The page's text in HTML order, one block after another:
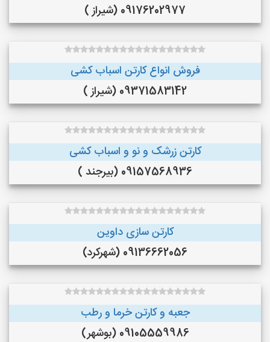
09176202977 (شیراز )
فروش انواع کارتن اسباب کشی
09371583142 (شیراز )
کارتن زرشک و نو و اسباب کشی
09157568936 (بیرجند )
کارتن سازی داوین
09136662056 (شهرکرد)
جعبه و کارتن خرما و‌ رطب
09105559986 (بوشهر)